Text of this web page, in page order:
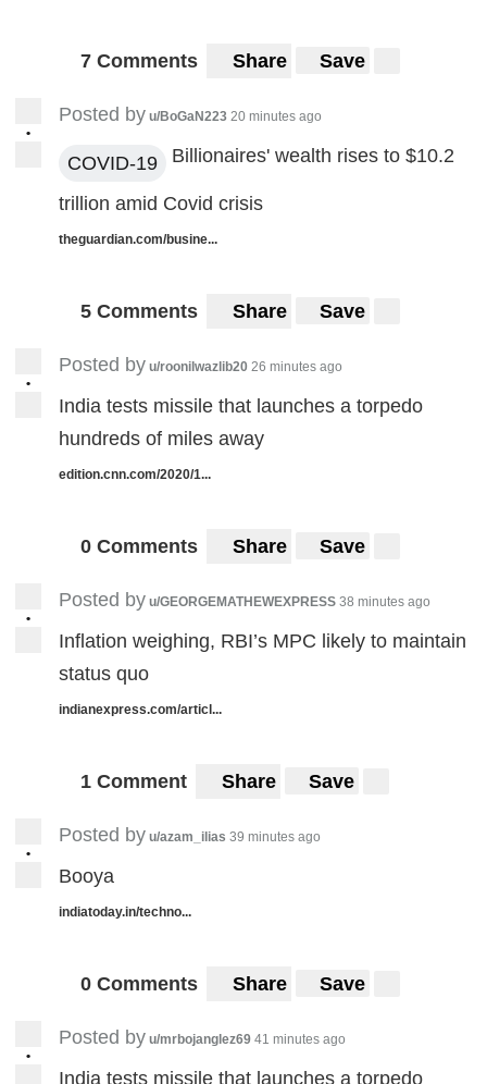
7 Comments Share Save
•
Posted by u/BoGaN223 20 minutes ago
COVID-19 Billionaires' wealth rises to $10.2
trillion amid Covid crisis
theguardian.com/busine...
5 Comments Share Save
•
Posted by u/roonilwazlib20 26 minutes ago
India tests missile that launches a torpedo
hundreds of miles away
edition.cnn.com/2020/1...
0 Comments Share Save
•
Posted by u/GEORGEMATHEWEXPRESS 38 minutes ago
Inflation weighing, RBI’s MPC likely to maintain
status quo
indianexpress.com/articl...
1 Comment Share Save
•
Posted by u/azam_ilias 39 minutes ago
Booya
indiatoday.in/techno...
0 Comments Share Save
•
Posted by u/mrbojanglez69 41 minutes ago
India tests missile that launches a torpedo